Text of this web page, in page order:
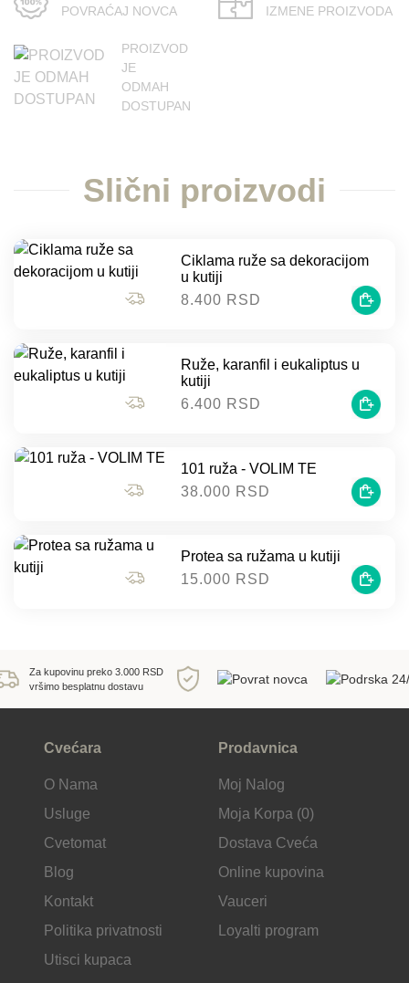
POVRAĆAJ NOVCA
IZMENE PROIZVODA
PROIZVOD
JE
ODMAH
DOSTUPAN
Slični proizvodi
Ciklama ruže sa dekoracijom
u kutiji
8.400 RSD
Ruže, karanfil i eukaliptus u
kutiji
6.400 RSD
101 ruža - VOLIM TE
38.000 RSD
Protea sa ružama u kutiji
15.000 RSD
Za kupovinu preko 3.000 RSD
vršimo besplatnu dostavu
Cvećara
O Nama
Usluge
Cvetomat
Blog
Kontakt
Politika privatnosti
Utisci kupaca
Prodavnica
Moj Nalog
Moja Korpa (0)
Dostava Cveća
Online kupovina
Vauceri
Loyalti program